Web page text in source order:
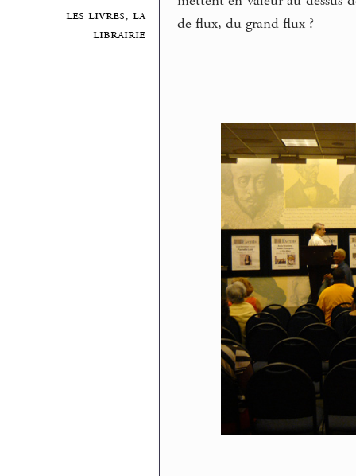
les livres, la
librairie
de flux, du grand flux ?